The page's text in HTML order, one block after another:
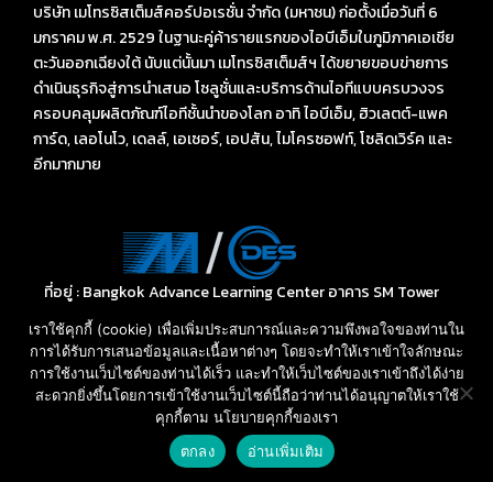
บริษัท เมโทรซิสเต็มส์คอร์ปอเรชั่น จำกัด (มหาชน) ก่อตั้งเมื่อวันที่ 6
มกราคม พ.ศ. 2529 ในฐานะคู่ค้ารายแรกของไอบีเอ็มในภูมิภาคเอเชีย
ตะวันออกเฉียงใต้ นับแต่นั้นมา เมโทรซิสเต็มส์ฯ ได้ขยายขอบข่ายการ
ดำเนินธุรกิจสู่การนำเสนอ โซลูชั่นและบริการด้านไอทีแบบครบวงจร
ครอบคลุมผลิตภัณฑ์ไอทีชั้นนำของโลก อาทิ ไอบีเอ็ม, ฮิวเลตต์-แพค
การ์ด, เลอโนโว, เดลล์, เอเซอร์, เอปสัน, ไมโครซอฟท์, โซลิดเวิร์ค และ
อีกมากมาย
ที่อยู่ : Bangkok Advance Learning Center อาคาร SM Tower
ชั้น 16 ถนนพหลโยธิน พญาไท กรุงเทพ ฯ 10400
Call: 02-089-4145
E-mail: sales-des@metrosystems.co.th
เราใช้คุกกี้ (cookie) เพื่อเพิ่มประสบการณ์และความพึงพอใจของท่านใน
การได้รับการเสนอข้อมูลและเนื้อหาต่างๆ โดยจะทำให้เราเข้าใจลักษณะ
การใช้งานเว็บไซต์ของท่านได้เร็ว และทำให้เว็บไซต์ของเราเข้าถึงได้ง่าย
สะดวกยิ่งขึ้นโดยการเข้าใช้งานเว็บไซต์นี้ถือว่าท่านได้อนุญาตให้เราใช้
คุกกี้ตาม นโยบายคุกกี้ของเรา
ตกลง
อ่านเพิ่มเติม
สอบถามราคา และ บริการ